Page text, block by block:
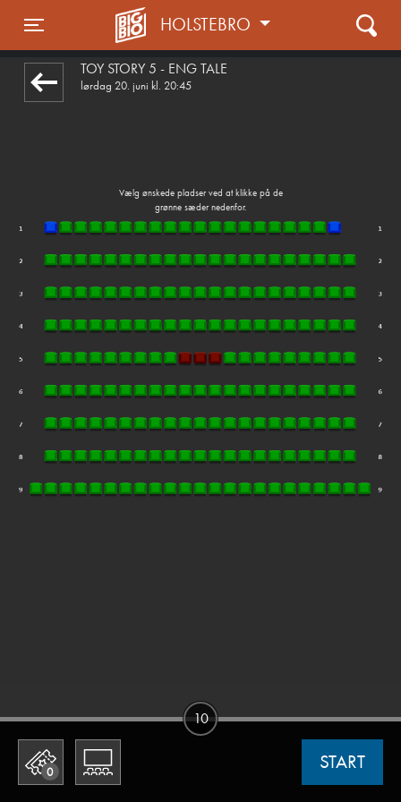
Toggle navigation
HOLSTEBRO
TOY STORY 5 - ENG TALE
lørdag 20. juni kl. 20:45
Vælg ønskede pladser ved at klikke på de
grønne sæder nedenfor.
0 START
10
front03-cc 065631